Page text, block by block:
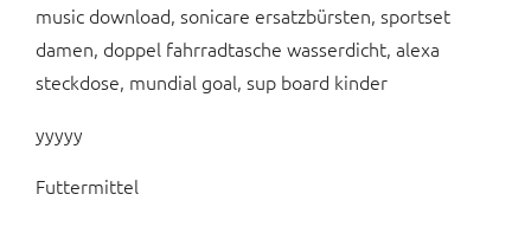
music download, sonicare ersatzbürsten, sportset
damen, doppel fahrradtasche wasserdicht, alexa
steckdose, mundial goal, sup board kinder
yyyyy
Futtermittel